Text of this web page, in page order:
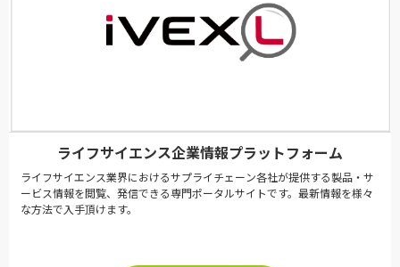
ライフサイエンス企業情報プラットフォーム
ライフサイエンス業界におけるサプライチェーン各社が提供する製品・サ
ービス情報を閲覧、発信できる専門ポータルサイトです。最新情報を様々
な方法で入手頂けます。